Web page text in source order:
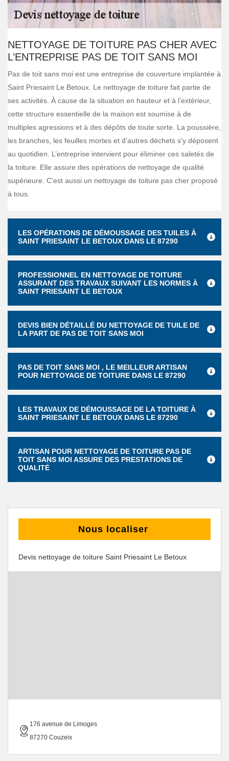
NETTOYAGE DE TOITURE PAS CHER AVEC
L’ENTREPRISE PAS DE TOIT SANS MOI
Pas de toit sans moi est une entreprise de couverture implantée à
Saint Priesaint Le Betoux. Le nettoyage de toiture fait partie de
ses activités. À cause de la situation en hauteur et à l’extérieur,
cette structure essentielle de la maison est soumise à de
multiples agressions et à des dépôts de toute sorte. La poussière,
les branches, les feuilles mortes et d’autres déchets s’y déposent
au quotidien. L’entreprise intervient pour éliminer ces saletés de
la toiture. Elle assure des opérations de nettoyage de qualité
supérieure. C’est aussi un nettoyage de toiture pas cher proposé
à tous.
LES OPÉRATIONS DE DÉMOUSSAGE DES TUILES À
SAINT PRIESAINT LE BETOUX DANS LE 87290
PROFESSIONNEL EN NETTOYAGE DE TOITURE
ASSURANT DES TRAVAUX SUIVANT LES NORMES À
SAINT PRIESAINT LE BETOUX
DEVIS BIEN DÉTAILLÉ DU NETTOYAGE DE TUILE DE
LA PART DE PAS DE TOIT SANS MOI
PAS DE TOIT SANS MOI , LE MEILLEUR ARTISAN
POUR NETTOYAGE DE TOITURE DANS LE 87290
LES TRAVAUX DE DÉMOUSSAGE DE LA TOITURE À
SAINT PRIESAINT LE BETOUX DANS LE 87290
ARTISAN POUR NETTOYAGE DE TOITURE PAS DE
TOIT SANS MOI ASSURE DES PRESTATIONS DE
QUALITÉ
Nous localiser
Devis nettoyage de toiture Saint Priesaint Le Betoux
176 avenue de Limoges
87270 Couzeix